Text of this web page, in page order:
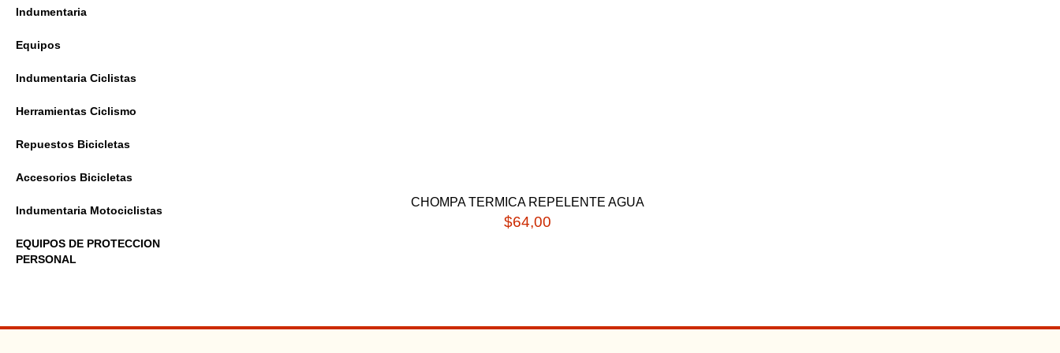
Indumentaria
Equipos
Indumentaria Ciclistas
Herramientas Ciclismo
Repuestos Bicicletas
Accesorios Bicicletas
Indumentaria Motociclistas
EQUIPOS DE PROTECCION
PERSONAL
CHOMPA TERMICA REPELENTE AGUA
$64,00